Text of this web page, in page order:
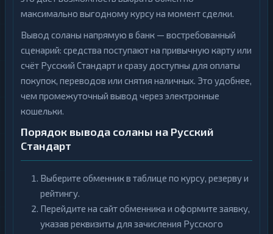
максимально выгодному курсу на момент сделки.
Вывод соланы напрямую в банк — востребованный
сценарий: средства поступают на привычную карту или
счёт Русский Стандарт и сразу доступны для оплаты
покупок, переводов или снятия наличных. Это удобнее,
чем промежуточный вывод через электронные
кошельки.
Порядок вывода соланы на Русский
Стандарт
Выберите обменник в таблице по курсу, резерву и
рейтингу.
Перейдите на сайт обменника и оформите заявку,
указав реквизиты для зачисления Русского